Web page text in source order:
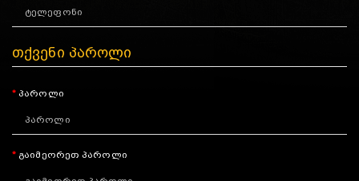
თქვენი პაროლი
პაროლი
გაიმეორეთ პაროლი